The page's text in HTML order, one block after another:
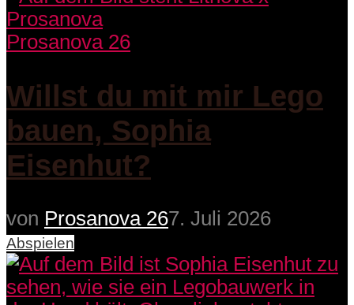
Prosanova 26
Willst du mit mir Lego
bauen, Sophia
Eisenhut?
von Prosanova 267. Juli 2026
Abspielen